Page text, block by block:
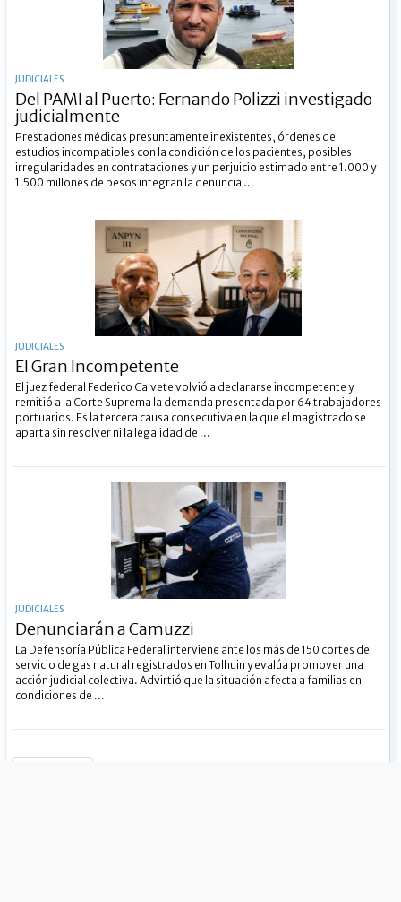
JUDICIALES
Del PAMI al Puerto: Fernando Polizzi investigado
judicialmente
Prestaciones médicas presuntamente inexistentes, órdenes de
estudios incompatibles con la condición de los pacientes, posibles
irregularidades en contrataciones y un perjuicio estimado entre 1.000 y
1.500 millones de pesos integran la denuncia ...
JUDICIALES
El Gran Incompetente
El juez federal Federico Calvete volvió a declararse incompetente y
remitió a la Corte Suprema la demanda presentada por 64 trabajadores
portuarios. Es la tercera causa consecutiva en la que el magistrado se
aparta sin resolver ni la legalidad de ...
JUDICIALES
Denunciarán a Camuzzi
La Defensoría Pública Federal interviene ante los más de 150 cortes del
servicio de gas natural registrados en Tolhuin y evalúa promover una
acción judicial colectiva. Advirtió que la situación afecta a familias en
condiciones de ...